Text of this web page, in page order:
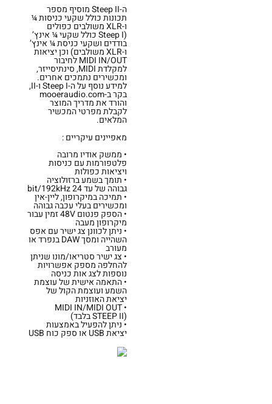
ה-Steep II מוסיף מספר
תכונות כולל שקעי כניסות ¼
ו-XLR משולבים כפולים
(Steep I כולל שקעי ¼ אינץ’
בודדים ושקעי כניסת ¼ אינץ’
ו-XLR משולבים) וכן יציאות
MIDI IN/OUT לחיבור
למקלדת MIDI, סינתיסייזר,
ומכשירים נתמכים אחרים.
למידע נוסף על ה-Steep I ו-II,
בקר ב-mooeraudio.com
והורד את מדריך המוצר
לקבלת מפרטי המכשיר
המלאים.
מאפיינים עיקריים :
• ממשק אודיו מרובה
פלטפורמות עם כניסות
ויציאות כפולות
• תומך בשמע ברזולוציה
גבוהה של עד 24 bit/192kHz
• תמיכה במיקרופון, ליין-אין
ומכשירים בעלי עכבה גבוהה
• הספק פנטום 48V זמין עבור
מיקרופון מעבה
• ניתן לכוונן צג ישיר עם אפס
השהייה ומסך DAW בנפרד או
מעורב
• צג ישיר סטריאו/מונו שניתן
להחלפה מספק אפשרויות
נוספות לצג אות כניסה
• התאמה אישית של עוצמת
השמע ועוצמת הקול של
יציאת האוזניות
• MIDI IN/MIDI OUT
(STEEP II בלבד)
• ניתן להפעיל באמצעות
יציאת USB או ספק כוח USB